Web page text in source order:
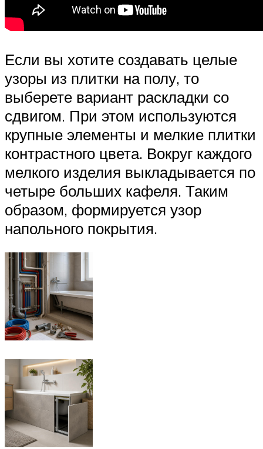
Если вы хотите создавать целые
узоры из плитки на полу, то
выберете вариант раскладки со
сдвигом. При этом используются
крупные элементы и мелкие плитки
контрастного цвета. Вокруг каждого
мелкого изделия выкладывается по
четыре больших кафеля. Таким
образом, формируется узор
напольного покрытия.